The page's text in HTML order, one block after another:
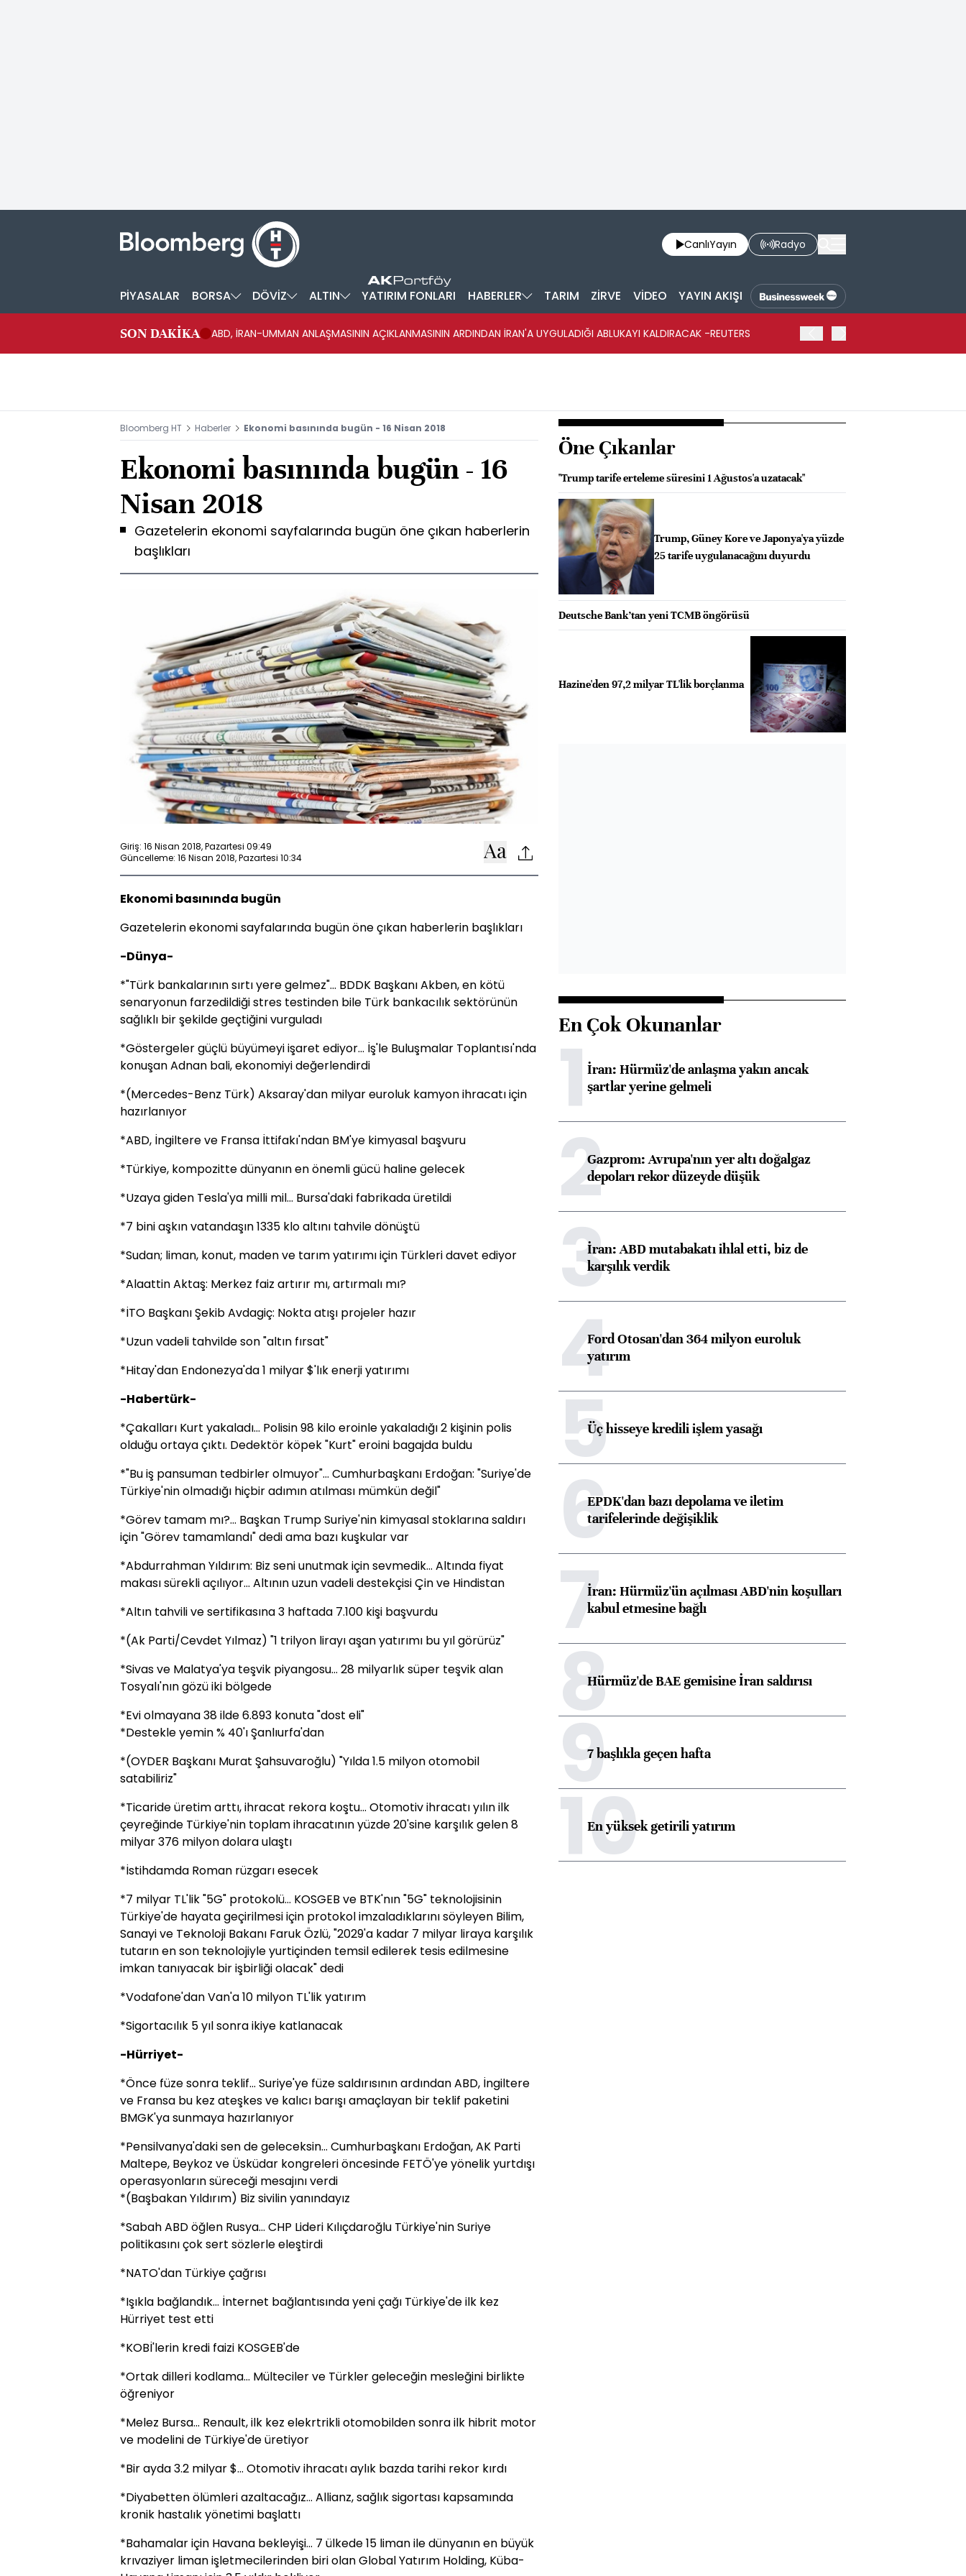
CanlıYayın Radyo
PİYASALAR BORSA DÖVİZ ALTIN YATIRIM FONLARI HABERLER TARIM ZİRVE VİDEO YAYIN AKIŞI
SON DAKİKA ABD, İRAN-UMMAN ANLAŞMASININ AÇIKLANMASININ ARDINDAN İRAN'A UYGULADIĞI ABLUKAYI KALDIRACAK -REUTERS
Bloomberg HT Haberler Ekonomi basınında bugün - 16 Nisan 2018
Ekonomi basınında bugün - 16
Nisan 2018
Gazetelerin ekonomi sayfalarında bugün öne çıkan haberlerin
başlıkları
Giriş: 16 Nisan 2018, Pazartesi 09:49
Güncelleme: 16 Nisan 2018, Pazartesi 10:34
Ekonomi basınında bugün
Gazetelerin ekonomi sayfalarında bugün öne çıkan haberlerin başlıkları
-Dünya-
*"Türk bankalarının sırtı yere gelmez"... BDDK Başkanı Akben, en kötü
senaryonun farzedildiği stres testinden bile Türk bankacılık sektörünün
sağlıklı bir şekilde geçtiğini vurguladı
*Göstergeler güçlü büyümeyi işaret ediyor... İş'le Buluşmalar Toplantısı'nda
konuşan Adnan bali, ekonomiyi değerlendirdi
*(Mercedes-Benz Türk) Aksaray'dan milyar euroluk kamyon ihracatı için
hazırlanıyor
*ABD, İngiltere ve Fransa İttifakı'ndan BM'ye kimyasal başvuru
*Türkiye, kompozitte dünyanın en önemli gücü haline gelecek
*Uzaya giden Tesla'ya milli mil... Bursa'daki fabrikada üretildi
*7 bini aşkın vatandaşın 1335 klo altını tahvile dönüştü
*Sudan; liman, konut, maden ve tarım yatırımı için Türkleri davet ediyor
*Alaattin Aktaş: Merkez faiz artırır mı, artırmalı mı?
*İTO Başkanı Şekib Avdagiç: Nokta atışı projeler hazır
*Uzun vadeli tahvilde son "altın fırsat"
*Hitay'dan Endonezya'da 1 milyar $'lık enerji yatırımı
-Habertürk-
*Çakalları Kurt yakaladı... Polisin 98 kilo eroinle yakaladığı 2 kişinin polis
olduğu ortaya çıktı. Dedektör köpek "Kurt" eroini bagajda buldu
*"Bu iş pansuman tedbirler olmuyor"... Cumhurbaşkanı Erdoğan: "Suriye'de
Türkiye'nin olmadığı hiçbir adımın atılması mümkün değil"
*Görev tamam mı?... Başkan Trump Suriye'nin kimyasal stoklarına saldırı
için "Görev tamamlandı" dedi ama bazı kuşkular var
*Abdurrahman Yıldırım: Biz seni unutmak için sevmedik... Altında fiyat
makası sürekli açılıyor... Altının uzun vadeli destekçisi Çin ve Hindistan
*Altın tahvili ve sertifikasına 3 haftada 7.100 kişi başvurdu
*(Ak Parti/Cevdet Yılmaz) "1 trilyon lirayı aşan yatırımı bu yıl görürüz"
*Sivas ve Malatya'ya teşvik piyangosu... 28 milyarlık süper teşvik alan
Tosyalı'nın gözü iki bölgede
*Evi olmayana 38 ilde 6.893 konuta "dost eli"
*Destekle yemin % 40'ı Şanlıurfa'dan
*(OYDER Başkanı Murat Şahsuvaroğlu) "Yılda 1.5 milyon otomobil
satabiliriz"
*Ticaride üretim arttı, ihracat rekora koştu... Otomotiv ihracatı yılın ilk
çeyreğinde Türkiye'nin toplam ihracatının yüzde 20'sine karşılık gelen 8
milyar 376 milyon dolara ulaştı
*İstihdamda Roman rüzgarı esecek
*7 milyar TL'lik "5G" protokolü... KOSGEB ve BTK'nın "5G" teknolojisinin
Türkiye'de hayata geçirilmesi için protokol imzaladıklarını söyleyen Bilim,
Sanayi ve Teknoloji Bakanı Faruk Özlü, "2029'a kadar 7 milyar liraya karşılık
tutarın en son teknolojiyle yurtiçinden temsil edilerek tesis edilmesine
imkan tanıyacak bir işbirliği olacak" dedi
*Vodafone'dan Van'a 10 milyon TL'lik yatırım
*Sigortacılık 5 yıl sonra ikiye katlanacak
-Hürriyet-
*Önce füze sonra teklif... Suriye'ye füze saldırısının ardından ABD, İngiltere
ve Fransa bu kez ateşkes ve kalıcı barışı amaçlayan bir teklif paketini
BMGK'ya sunmaya hazırlanıyor
*Pensilvanya'daki sen de geleceksin... Cumhurbaşkanı Erdoğan, AK Parti
Maltepe, Beykoz ve Üsküdar kongreleri öncesinde FETÖ'ye yönelik yurtdışı
operasyonların süreceği mesajını verdi
*(Başbakan Yıldırım) Biz sivilin yanındayız
*Sabah ABD öğlen Rusya... CHP Lideri Kılıçdaroğlu Türkiye'nin Suriye
politikasını çok sert sözlerle eleştirdi
*NATO'dan Türkiye çağrısı
*Işıkla bağlandık... İnternet bağlantısında yeni çağı Türkiye'de ilk kez
Hürriyet test etti
*KOBİ'lerin kredi faizi KOSGEB'de
*Ortak dilleri kodlama... Mülteciler ve Türkler geleceğin mesleğini birlikte
öğreniyor
*Melez Bursa... Renault, ilk kez elekrtrikli otomobilden sonra ilk hibrit motor
ve modelini de Türkiye'de üretiyor
*Bir ayda 3.2 milyar $... Otomotiv ihracatı aylık bazda tarihi rekor kırdı
*Diyabetten ölümleri azaltacağız... Allianz, sağlık sigortası kapsamında
kronik hastalık yönetimi başlattı
*Bahamalar için Havana bekleyişi... 7 ülkede 15 liman ile dünyanın en büyük
krıvaziyer liman işletmecilerinden biri olan Global Yatırım Holding, Küba-
Öne Çıkanlar
"Trump tarife erteleme süresini 1 Ağustos'a uzatacak"
Trump, Güney Kore ve Japonya'ya yüzde
25 tarife uygulanacağını duyurdu
Deutsche Bank’tan yeni TCMB öngörüsü
Hazine'den 97,2 milyar TL'lik borçlanma
En Çok Okunanlar
1İran: Hürmüz'de anlaşma yakın ancak
şartlar yerine gelmeli
2Gazprom: Avrupa'nın yer altı doğalgaz
depoları rekor düzeyde düşük
3İran: ABD mutabakatı ihlal etti, biz de
karşılık verdik
4Ford Otosan'dan 364 milyon euroluk
yatırım
5Üç hisseye kredili işlem yasağı
6EPDK'dan bazı depolama ve iletim
tarifelerinde değişiklik
7İran: Hürmüz'ün açılması ABD'nin koşulları
kabul etmesine bağlı
8Hürmüz'de BAE gemisine İran saldırısı
97 başlıkla geçen hafta
10
En yüksek getirili yatırım